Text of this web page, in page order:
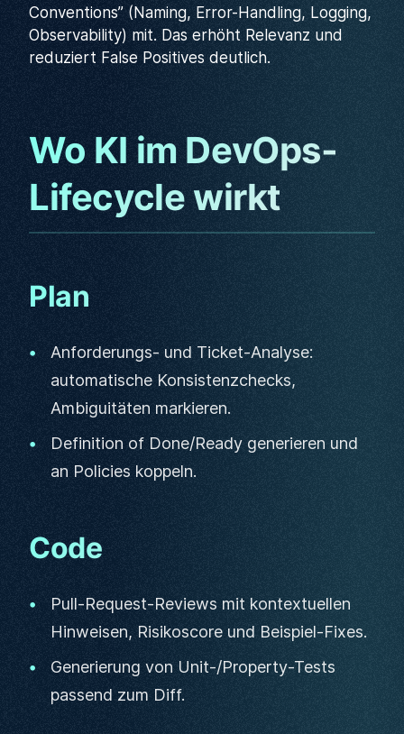
Conventions” (Naming, Error-Handling, Logging,
Observability) mit. Das erhöht Relevanz und
reduziert False Positives deutlich.
Wo KI im DevOps-
Lifecycle wirkt
Plan
Anforderungs- und Ticket-Analyse:
automatische Konsistenzchecks,
Ambiguitäten markieren.
Definition of Done/Ready generieren und
an Policies koppeln.
Code
Pull-Request-Reviews mit kontextuellen
Hinweisen, Risikoscore und Beispiel-Fixes.
Generierung von Unit-/Property-Tests
passend zum Diff.